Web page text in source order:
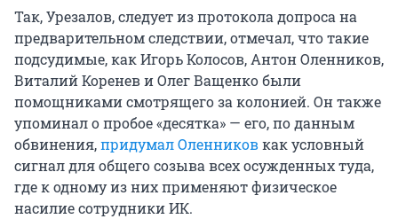
Так, Урезалов, следует из протокола допроса на
предварительном следствии, отмечал, что такие
подсудимые, как Игорь Колосов, Антон Оленников,
Виталий Коренев и Олег Ващенко были
помощниками смотрящего за колонией. Он также
упоминал о пробое «десятка» — его, по данным
обвинения,придумал Оленниковкак условный
сигнал для общего созыва всех осужденных туда,
где к одному из них применяют физическое
насилие сотрудники ИК.